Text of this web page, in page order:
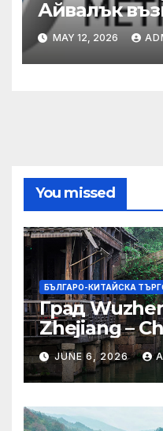
Айвалък
община
MAY 12, 2026
You missed
БЪЛГАРО-КИТАЙСКА
Град
Zhejiang –
JUNE 6, 2026